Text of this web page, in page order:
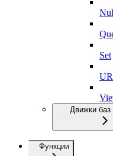
Set
Движки
Функции